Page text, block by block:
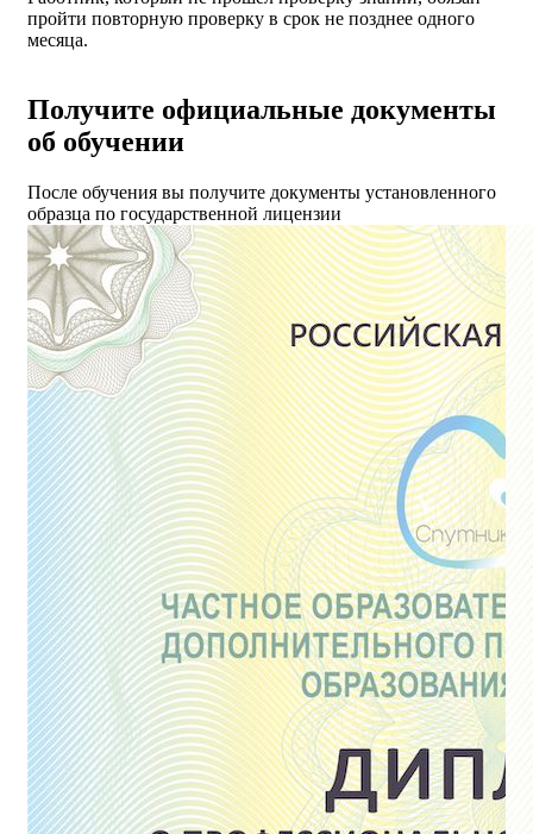
пройти повторную проверку в срок не позднее одного
месяца.
Получите официальные документы
об обучении
После обучения вы получите документы установленного
образца по государственной лицензии